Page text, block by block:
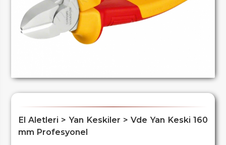
El Aletleri > Yan Keskiler > Vde Yan Keski 160
mm Profesyonel